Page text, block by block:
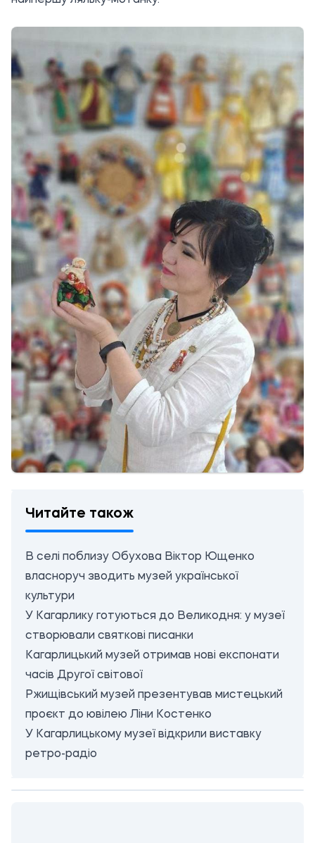
Читайте також
В селі поблизу Обухова Віктор Ющенко
власноруч зводить музей української
культури
У Кагарлику готуються до Великодня: у музеї
створювали святкові писанки
Кагарлицький музей отримав нові експонати
часів Другої світової
Ржищівський музей презентував мистецький
проєкт до ювілею Ліни Костенко
У Кагарлицькому музеї відкрили виставку
ретро-радіо